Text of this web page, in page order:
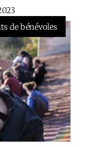
de bénévoles